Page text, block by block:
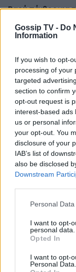
Gossip TV - Do
Information
If you wish to opt-
processing of your
targeted
section to confirm
opt-out request is
interest-based ads
us or personal
your opt-out. You
disclosure of your
IAB’s list of
also be disclosed
Downstream
Personal
I want to opt-
personal data.
Opted In
I want to opt-
Personal Data.
Βαρύ πένθος για
μπαμπά της:
μάταια»
SHOWBIZ
Ακύλας: «Μέσα
ένιωσα
δεν είναι
MEDIA
«Κοινωνία Ώρα
Τσεκούρας και
Μαλλιαρόζη
ενημέρωση του
Γιώτα Κηπουρού:
στο «Πρωινό»